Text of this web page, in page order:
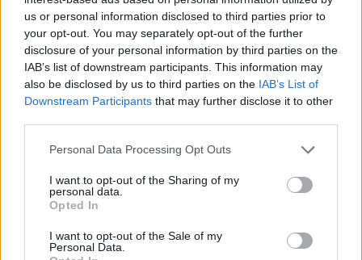
us or personal information disclosed to third parties prior to
your opt-out. You may separately opt-out of the further
disclosure of your personal information by third parties on the
IAB’s list of downstream participants. This information may
also be disclosed by us to third parties on the IAB’s List of
Downstream Participants that may further disclose it to other
Personal Data Processing Opt Outs
I want to opt-out of the Sharing of my
personal data.
Opted In
I want to opt-out of the Sale of my
Personal Data.
Rekord alacsony a Velencei-tó vízszintje. Alkalmazkodási válság
vagy ökológiai katasztrófa? Dr. Boromisza Zsomborral jártuk körbe